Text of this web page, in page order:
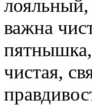
важна
чистая,